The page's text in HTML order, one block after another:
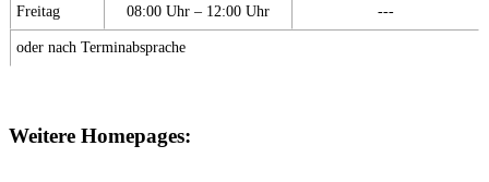
Freitag 08:00 Uhr – 12:00 Uhr ---
oder nach Terminabsprache
Weitere Homepages: